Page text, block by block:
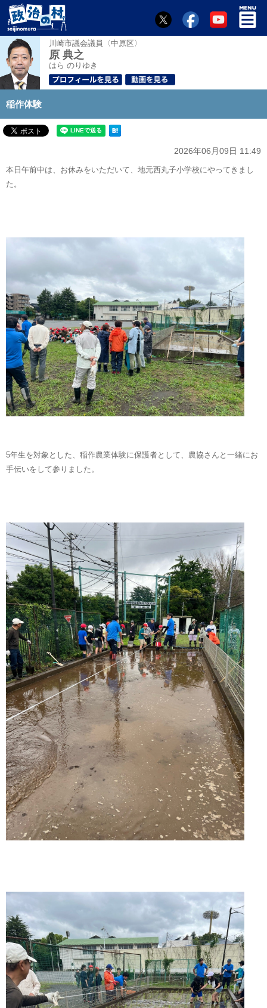
川崎市議会議員〈中原区〉
原 典之
はら のりゆき
稲作体験
2026年06月09日 11:49
本日午前中は、お休みをいただいて、地元西丸子小学校にやってきまし
た。
5年生を対象とした、稲作農業体験に保護者として、農協さんと一緒にお
手伝いをして参りました。